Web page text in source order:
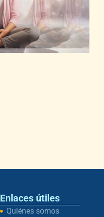
Enlaces útiles
Quiénes somos